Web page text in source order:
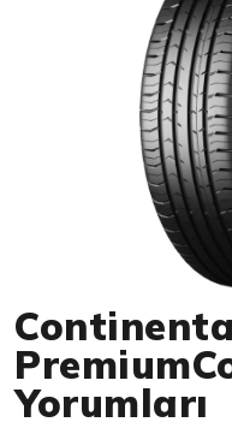
Yorumları